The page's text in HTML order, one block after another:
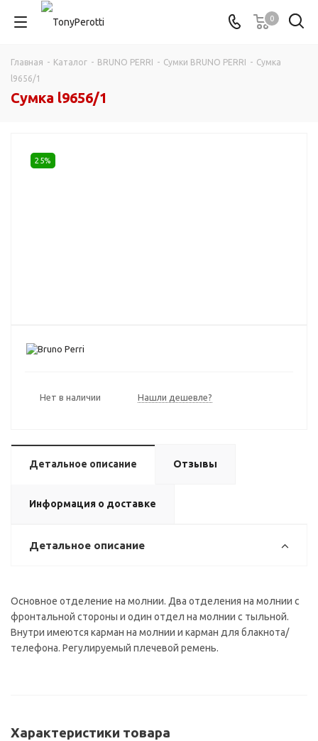
0
Главная - Каталог - BRUNO PERRI - Сумки BRUNO PERRI - Сумка
l9656/1
Сумка l9656/1
25%
Нет в наличии Нашли дешевле?
Детальное описание Отзывы
Информация о доставке
Детальное описание
Основное отделение на молнии. Два отделения на молнии с
фронтальной стороны и один отдел на молнии с тыльной.
Внутри имеются карман на молнии и карман для блакнота/
телефона. Регулируемый плечевой ремень.
Характеристики товара